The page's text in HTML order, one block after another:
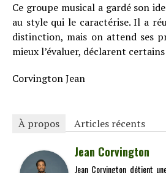
Ce groupe musical a gardé son
au style qui le caractérise. Il a
distinction, mais on attend ses
mieux l’évaluer, déclarent
Corvington Jean
À propos Articles récents
Jean Corvington
Jean Corvington détient